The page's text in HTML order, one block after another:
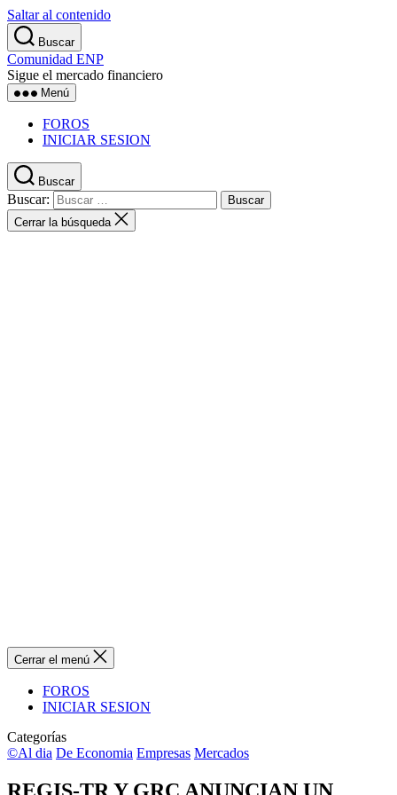
Saltar al contenido
Buscar
Comunidad ENP
Sigue el mercado financiero
Menú
FOROS
INICIAR SESION
Buscar
Buscar:
Cerrar la búsqueda
Cerrar el menú
FOROS
INICIAR SESION
Categorías
©Al dia De Economia Empresas Mercados